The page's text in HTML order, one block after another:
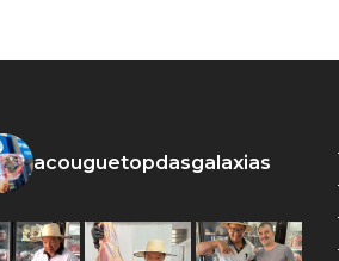
acouguetopdasgalaxias